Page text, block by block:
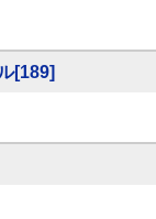
[189]